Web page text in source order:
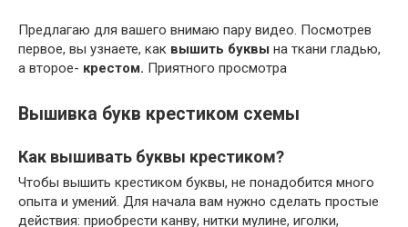
Предлагаю для вашего внимаю пару видео. Посмотрев
первое, вы узнаете, как вышить буквы на ткани гладью,
а второе- крестом. Приятного просмотра
Вышивка букв крестиком схемы
Как вышивать буквы крестиком?
Чтобы вышить крестиком буквы, не понадобится много
опыта и умений. Для начала вам нужно сделать простые
действия: приобрести канву, нитки мулине, иголки,